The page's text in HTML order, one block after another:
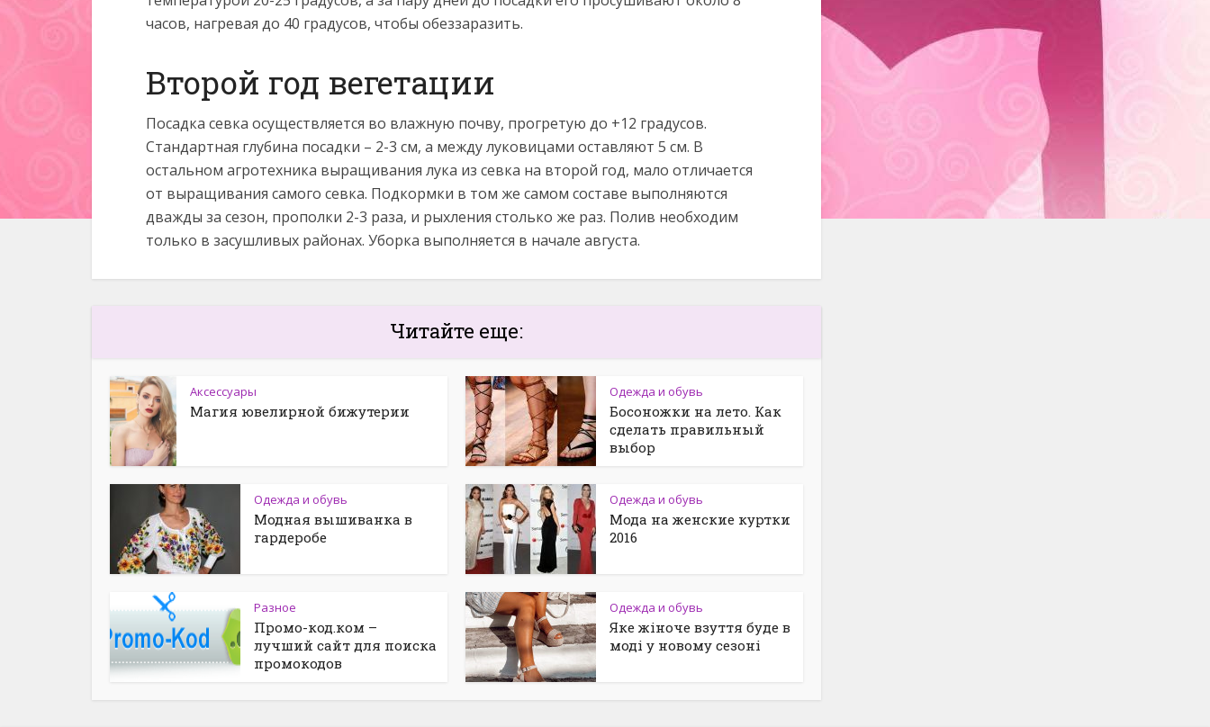
часов, нагревая до 40 градусов, чтобы обеззаразить.
Второй год вегетации
Посадка севка осуществляется во влажную почву, прогретую до +12 градусов.
Стандартная глубина посадки – 2-3 см, а между луковицами оставляют 5 см. В
остальном агротехника выращивания лука из севка на второй год, мало отличается
от выращивания самого севка. Подкормки в том же самом составе выполняются
дважды за сезон, прополки 2-3 раза, и рыхления столько же раз. Полив необходим
только в засушливых районах. Уборка выполняется в начале августа.
Читайте еще:
Аксессуары
Магия ювелирной бижутерии
Одежда и обувь
Босоножки на лето. Как
сделать правильный
выбор
Одежда и обувь
Модная вышиванка в
гардеробе
Одежда и обувь
Мода на женские куртки
2016
Разное
Промо-код.ком –
лучший сайт для поиска
промокодов
Одежда и обувь
Яке жіноче взуття буде в
моді у новому сезоні